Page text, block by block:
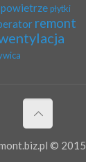
powietrze płytki
remont
© 2015